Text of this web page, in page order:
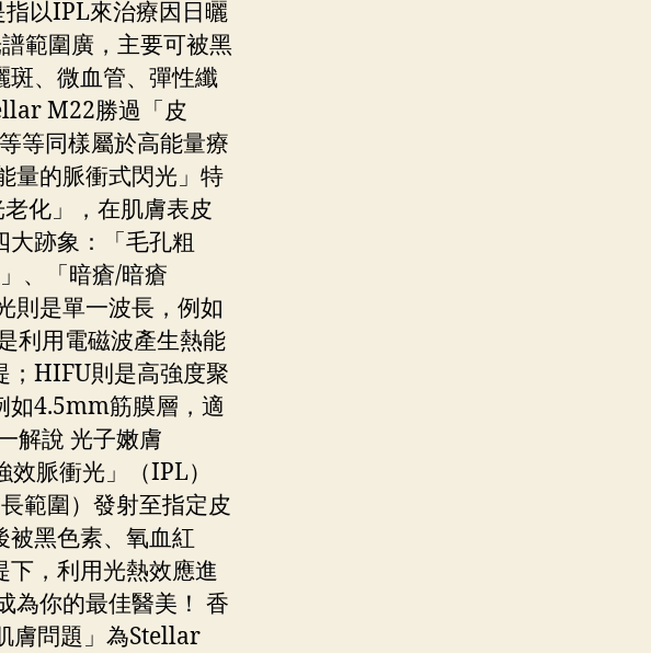
以IPL來治療因日曬
範圍廣，主要可被黑
斑、微血管、彈性纖
M22勝過「皮
等同樣屬於高能量療
量的脈衝式閃光」特
化」，在肌膚表皮
大跡象：「毛孔粗
、「暗瘡/暗瘡
則是單一波長，例如
利用電磁波產生熱能
；HIFU則是高強度聚
如4.5mm筋膜層，適
解說 光子嫩膚
脈衝光」（IPL）
範圍）發射至指定皮
被黑色素、氧血紅
下，利用光熱效應進
為你的最佳醫美！ 香
膚問題」為Stellar